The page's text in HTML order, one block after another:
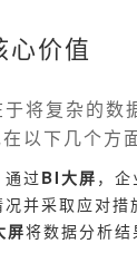
心价值
将复杂的数
以下几个方面
过BI大屏 ，
并采取应对措
屏将数据分析